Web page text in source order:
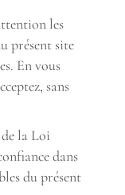
les
présent site
En vous
sans
la Loi
dans
du présent